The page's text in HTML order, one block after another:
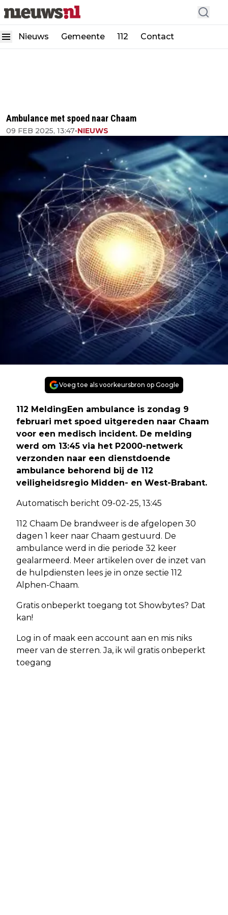
Nieuws Gemeente 112 Contact
Ambulance met spoed naar Chaam
09 FEB 2025, 13:47•NIEUWS
Voeg toe als voorkeursbron op Google
112 MeldingEen ambulance is zondag 9
februari met spoed uitgereden naar Chaam
voor een medisch incident. De melding
werd om 13:45 via het P2000-netwerk
verzonden naar een dienstdoende
ambulance behorend bij de 112
veiligheidsregio Midden- en West-Brabant.
Automatisch bericht 09-02-25, 13:45
112 Chaam De brandweer is de afgelopen 30
dagen 1 keer naar Chaam gestuurd. De
ambulance werd in die periode 32 keer
gealarmeerd. Meer artikelen over de inzet van
de hulpdiensten lees je in onze sectie 112
Alphen-Chaam.
Gratis onbeperkt toegang tot Showbytes? Dat
kan!
Log in of maak een account aan en mis niks
meer van de sterren. Ja, ik wil gratis onbeperkt
toegang